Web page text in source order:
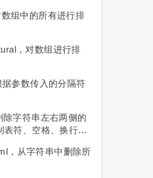
组中的所有进行排
，对数组进行排
参数传入的分隔符
字符串左右两侧的
表符、空格、换行
，从字符串中删除所